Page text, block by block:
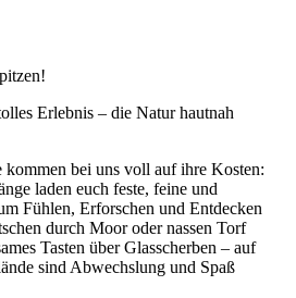
Erlebnis – die Natur hautnah
bei uns voll auf ihre Kosten:
laden euch feste, feine und
Fühlen, Erforschen und Entdecken
durch Moor oder nassen Torf
Tasten über Glasscherben – auf
sind Abwechslung und Spaß